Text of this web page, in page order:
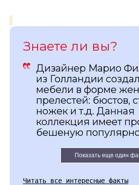
Знаете ли вы?
Дизайнер Марио
из Голландии
мебели в форме
прелестей: бюстов,
ножек и т.д. Данная
коллекция имеет
бешеную
Показать еще один
Читать все интересные факты